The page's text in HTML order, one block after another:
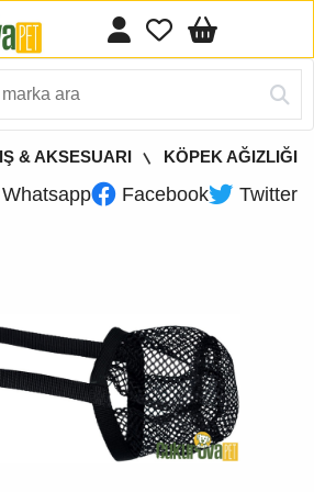
& AKSESUARI KÖPEK AĞIZLIĞI
Whatsapp Facebook Twitter